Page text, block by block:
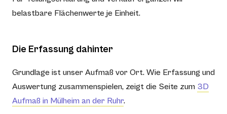
belastbare Flächenwerte je Einheit.
Die Erfassung dahinter
Grundlage ist unser Aufmaß vor Ort. Wie Erfassung und
Auswertung zusammenspielen, zeigt die Seite zum 3D
Aufmaß in Mülheim an der Ruhr.